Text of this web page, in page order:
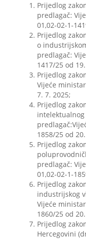
Prijedlog
predlagač:
01,02-02-1-
Prijedlog
o
predlagač:
1417/25 od
Prijedlog
Vijeće
7. 7. 2025;
Prijedlog
intelektualnog
1858/25 od
Prijedlog
predlagač:
01,02-02-1-
Prijedlog
industrijskog
Vijeće
1860/25 od
Prijedlog
Hercegovini